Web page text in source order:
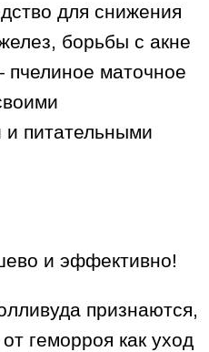
для снижения
борьбы с акне
маточное
питательными
и эффективно!
признаются,
геморроя как уход